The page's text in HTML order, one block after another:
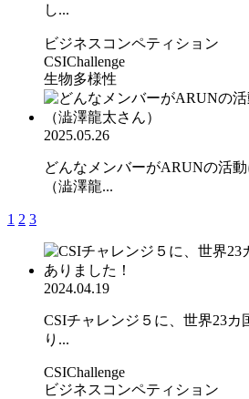
し...
ビジネスコンペティション
CSIChallenge
生物多様性
2025.05.26
どんなメンバーがARUNの活
（澁澤龍...
1 2 3
2024.04.19
CSIチャレンジ５に、世界23カ
り...
CSIChallenge
ビジネスコンペティション